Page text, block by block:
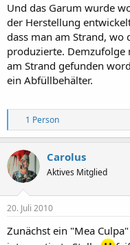
Und das Garum wurde
der Herstellung
dass man am Strand, wo
produzierte. Demzufolge
am Strand gefunden
ein Abfüllbehälter.
R
e
a
k
t
i
o
n
e
:
1 Person
Carolus
Aktives Mitglied
20. Juli 2010
Zunächst ein "Mea